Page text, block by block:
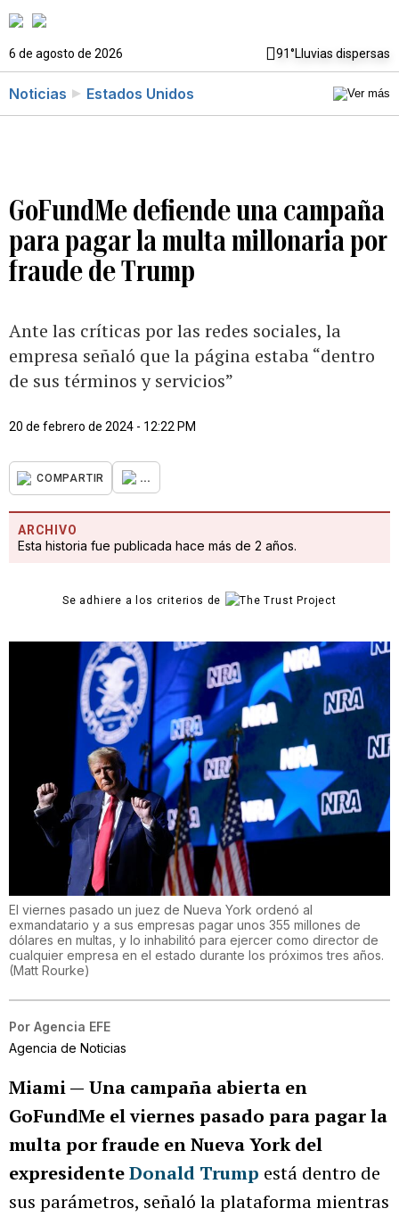
6 de agosto de 2026 91°Lluvias dispersas
Noticias Estados Unidos
GoFundMe defiende una campaña
para pagar la multa millonaria por
fraude de Trump
Ante las críticas por las redes sociales, la
empresa señaló que la página estaba “dentro
de sus términos y servicios”
20 de febrero de 2024 - 12:22 PM
COMPARTIR ...
ARCHIVO
Esta historia fue publicada hace más de 2 años.
Se adhiere a los criterios de
El viernes pasado un juez de Nueva York ordenó al
exmandatario y a sus empresas pagar unos 355 millones de
dólares en multas, y lo inhabilitó para ejercer como director de
cualquier empresa en el estado durante los próximos tres años.
(Matt Rourke)
Por Agencia EFE
Agencia de Noticias
Miami — Una campaña abierta en
GoFundMe el viernes pasado para pagar la
multa por fraude en Nueva York del
expresidenteDonald Trump está dentro de
sus parámetros, señaló la plataforma mientras